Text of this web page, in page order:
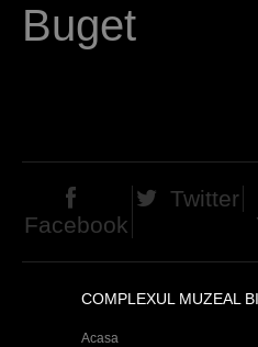
E
a
c
i
Buget
Facebook
Twitter
COMPLEXUL MUZEAL
Acasa